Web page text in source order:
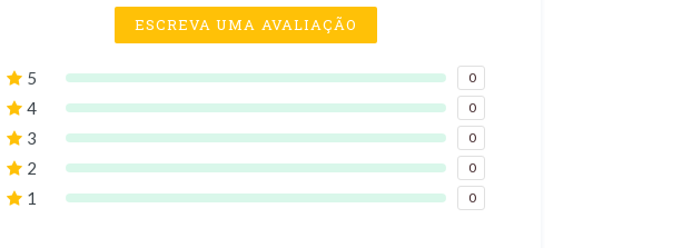
ESCREVA UMA AVALIAÇÃO
5 0
4 0
3 0
2 0
1 0